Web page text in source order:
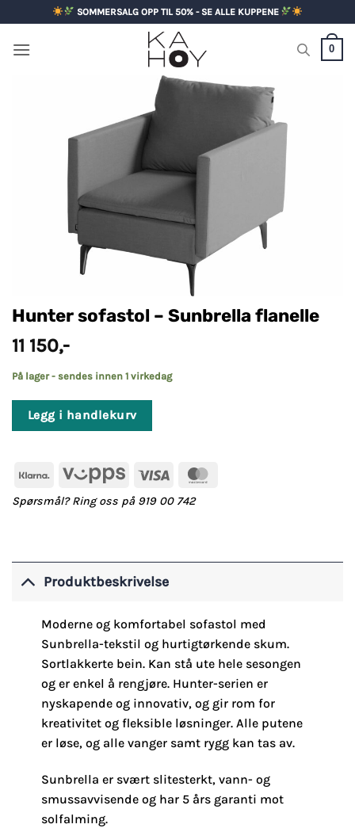
to
content
SOMMERSALG OPP TIL 50% - SE ALLE KUPPENE
0
Hunter sofastol – Sunbrella flanelle
11 150,-
På lager - sendes innen 1 virkedag
Legg i handlekurv
Klarna Vipps Visa
Spørsmål? Ring oss på 919 00 742
Produktbeskrivelse
Moderne og komfortabel sofastol med
Sunbrella-tekstil og hurtigtørkende skum.
Sortlakkerte bein. Kan stå ute hele sesongen
og er enkel å rengjøre. Hunter-serien er
nyskapende og innovativ, og gir rom for
kreativitet og fleksible løsninger. Alle putene
er løse, og alle vanger samt rygg kan tas av.
Sunbrella er svært slitesterkt, vann- og
smussavvisende og har 5 års garanti mot
solfalming.